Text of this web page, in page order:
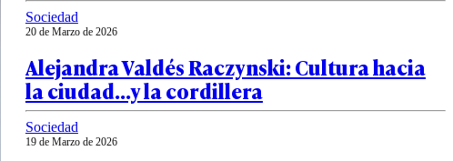
Sociedad
20 de Marzo de 2026
Alejandra Valdés Raczynski: Cultura hacia
la ciudad…y la cordillera
Sociedad
19 de Marzo de 2026